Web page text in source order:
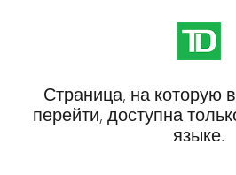
Страница, на которую
перейти, доступна
языке.